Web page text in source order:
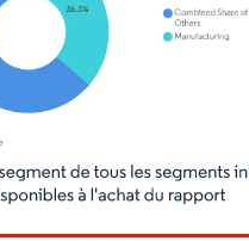
La réutilisation nécessite une